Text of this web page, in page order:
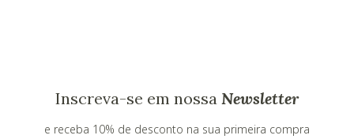
Inscreva-se em nossa Newsletter
e receba 10% de desconto na sua primeira compra